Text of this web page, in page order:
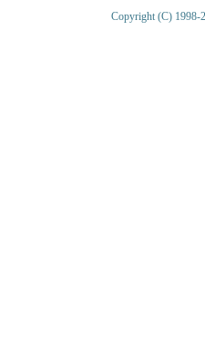
Copyright (C) 1998-